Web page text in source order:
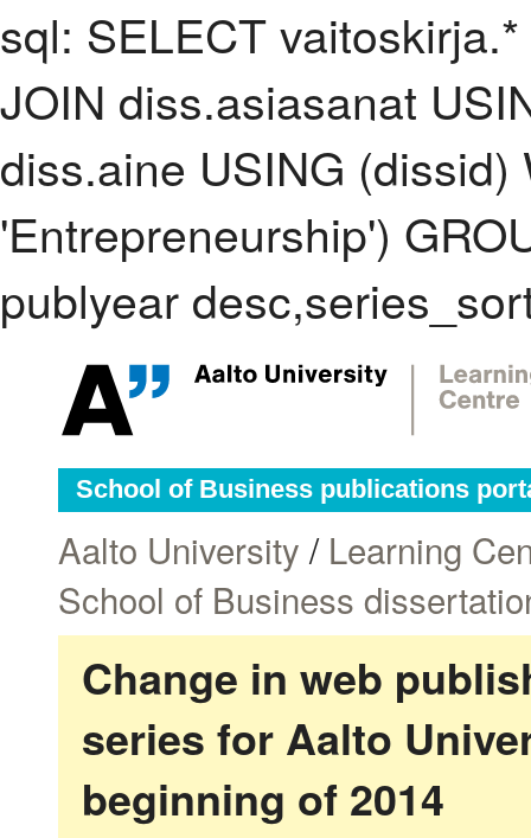
sql: SELECT
JOIN diss.asiasanat
diss.aine USING
'Entrepreneurship')
publyear
School of Business publications
Aalto University / Learning
School of Business
Change in web
series for Aalto
beginning of 2014